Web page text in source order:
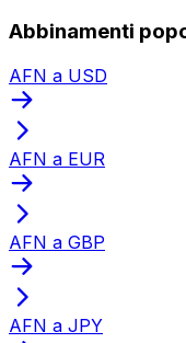
Abbinamenti
AFN a USD
AFN a EUR
AFN a GBP
AFN a JPY